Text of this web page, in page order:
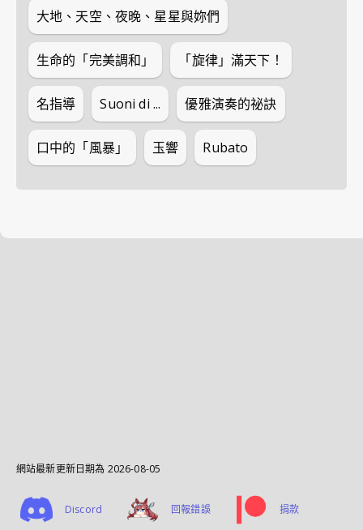
大地、天空、夜晚、星星與妳們
生命的「完美調和」 「旋律」滿天下！
名指導 Suoni di ... 優雅演奏的祕訣
口中的「風暴」 玉響 Rubato
網站最新更新日期為 2026-08-05
Discord 回報錯誤 捐款